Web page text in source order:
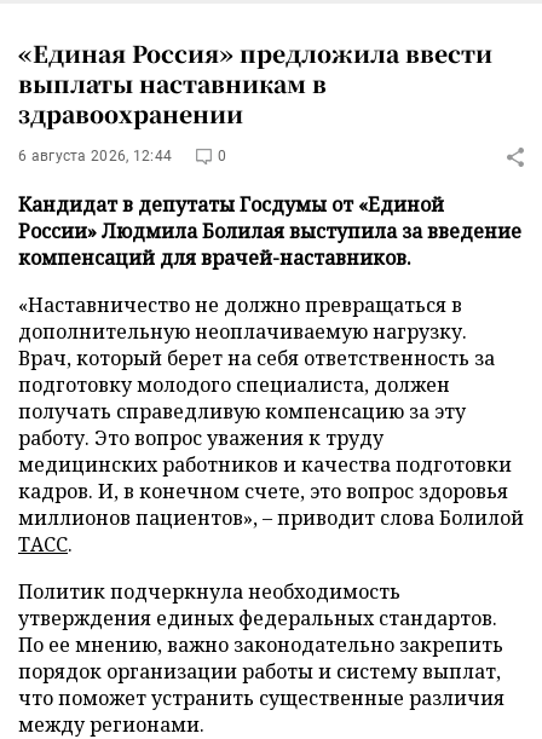
«Единая Россия» предложила ввести
выплаты наставникам в
здравоохранении
6 августа 2026, 12:44 0
Кандидат в депутаты Госдумы от «Единой
России» Людмила Болилая выступила за введение
компенсаций для врачей-наставников.
«Наставничество не должно превращаться в
дополнительную неоплачиваемую нагрузку.
Врач, который берет на себя ответственность за
подготовку молодого специалиста, должен
получать справедливую компенсацию за эту
работу. Это вопрос уважения к труду
медицинских работников и качества подготовки
кадров. И, в конечном счете, это вопрос здоровья
миллионов пациентов», – приводит слова Болилой
ТАСС.
Политик подчеркнула необходимость
утверждения единых федеральных стандартов.
По ее мнению, важно законодательно закрепить
порядок организации работы и систему выплат,
что поможет устранить существенные различия
между регионами.